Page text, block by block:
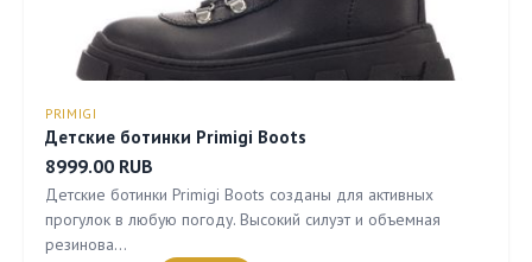
PRIMIGI
Детские ботинки Primigi Boots
8999.00 RUB
Детские ботинки Primigi Boots созданы для активных
прогулок в любую погоду. Высокий силуэт и объемная
резинова…